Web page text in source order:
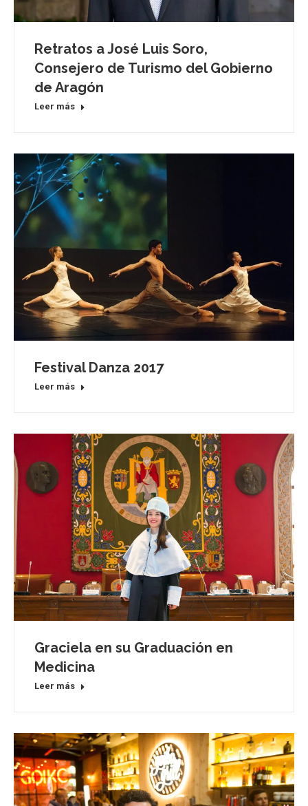
Retratos a José Luis Soro,
Consejero de Turismo del Gobierno
de Aragón
Leer más
Festival Danza 2017
Leer más
Graciela en su Graduación en
Medicina
Leer más